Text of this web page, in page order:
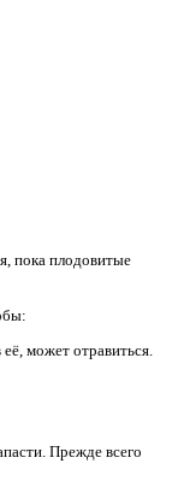
пока плодовитые
может отравиться.
Прежде всего